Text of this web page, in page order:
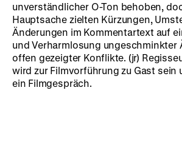
unverständlicher O-Ton behoben,
Hauptsache zielten Kürzungen,
Änderungen im Kommentartext auf
und Verharmlosung ungeschminkter
offen gezeigter Konflikte. (jr)
wird zur Filmvorführung zu Gast sein
ein Filmgespräch.